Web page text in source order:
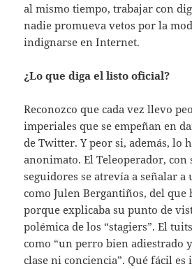
al mismo tiempo, trabajar con
nadie promueva vetos por la
indignarse en Internet.
¿Lo que diga el listo oficial?
Reconozco que cada vez llevo
imperiales que se empeñan en
de Twitter. Y peor si, además, lo
anonimato. El Teleoperador, con
seguidores se atrevía a señalar
como Julen Bergantiños, del
porque explicaba su punto de
polémica de los “stagiers”. El
como “un perro bien adiestrado
clase ni conciencia”. Qué fácil es